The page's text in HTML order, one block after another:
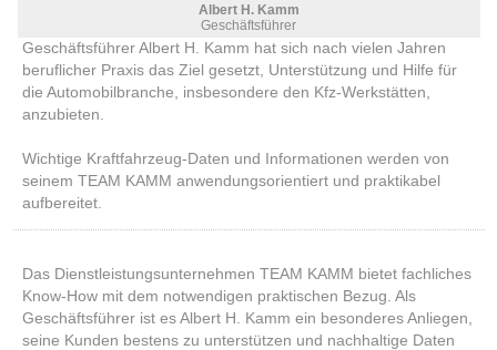
Albert H. Kamm
Geschäftsführer
Geschäftsführer Albert H. Kamm hat sich nach vielen Jahren
beruflicher Praxis das Ziel gesetzt, Unterstützung und Hilfe für
die Automobilbranche, insbesondere den Kfz-Werkstätten,
anzubieten.
Wichtige Kraftfahrzeug-Daten und Informationen werden von
seinem TEAM KAMM anwendungsorientiert und praktikabel
aufbereitet.
Das Dienstleistungsunternehmen TEAM KAMM bietet fachliches
Know-How mit dem notwendigen praktischen Bezug. Als
Geschäftsführer ist es Albert H. Kamm ein besonderes Anliegen,
seine Kunden bestens zu unterstützen und nachhaltige Daten